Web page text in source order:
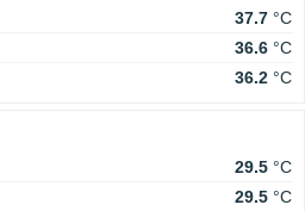
37.7 °C
36.6 °C
36.2 °C
29.5 °C
29.5 °C